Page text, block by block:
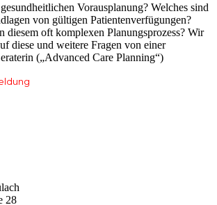
Vorausplanung? Welches sind
von gültigen Patientenverfügungen?
diesem oft komplexen Planungsprozess? Wir
diese und weitere Fragen von einer
(„Advanced Care Planning“)
28